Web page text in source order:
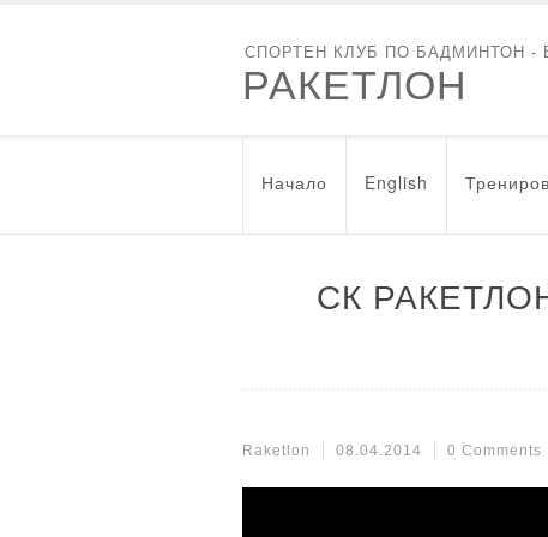
СПОРТЕН КЛУБ ПО БАДМИНТОН -
РАКЕТЛОН
Начало English
СК
Raketlon 08.04.2014 0 Comments